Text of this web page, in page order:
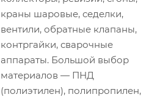
краны шаровые, седелки,
вентили, обратные клапаны,
контргайки, сварочные
аппараты. Большой выбор
материалов — ПНД
(полиэтилен), полипропилен,